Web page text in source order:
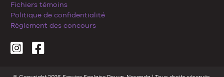
Fichiers témoins
Politique de confidentialité
Règlement des concours